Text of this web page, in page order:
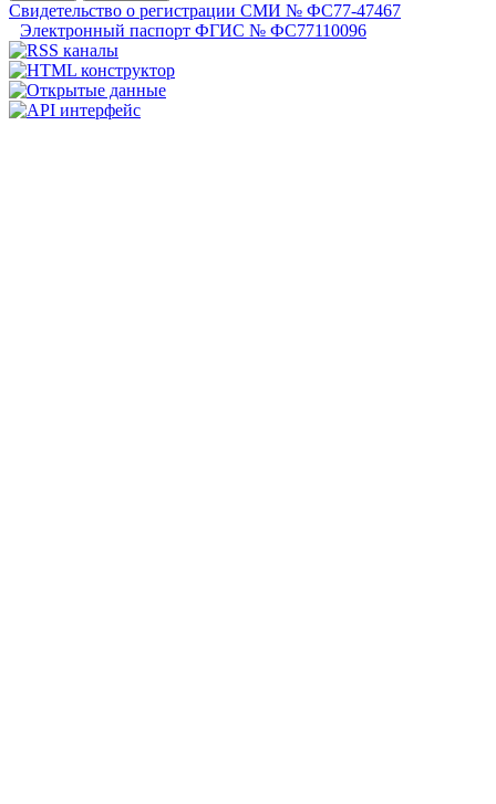
Свидетельство о регистрации СМИ № ФС77-47467
Электронный паспорт ФГИС № ФС77110096